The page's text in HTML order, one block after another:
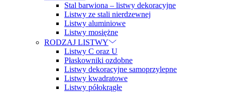
Stal barwiona – listwy dekoracyjne
Listwy ze stali nierdzewnej
Listwy aluminiowe
Listwy mosiężne
RODZAJ LISTWY
Listwy C oraz U
Płaskowniki ozdobne
Listwy dekoracyjne samoprzylepne
Listwy kwadratowe
Listwy półokrągłe